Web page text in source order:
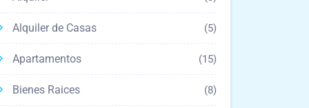
Alquiler de Casas (5)
Apartamentos (15)
Bienes Raices (8)